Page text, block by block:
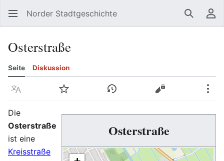
Norder Stadtgeschichte Suchen
Osterstraße
Seite Diskussion
Sprache Beobachten Versionsgeschichte
Quelltext
Osterstraße
Die
Osterstraße
ist eine
Kreisstraße